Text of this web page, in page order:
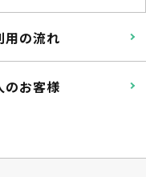
額が１回あたり5,000円
用の流れ
のお客様